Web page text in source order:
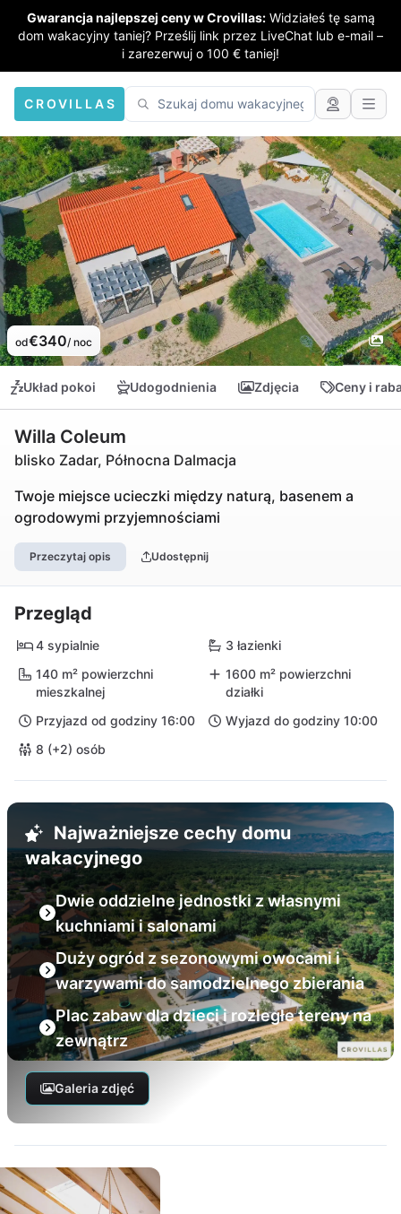
Gwarancja najlepszej ceny w Crovillas: Widziałeś tę samą
dom wakacyjny taniej? Prześlij link przez LiveChat lub e-mail –
i zarezerwuj o 100 € taniej!
CROVILLAS
od€340/ noc
Układ pokoi Udogodnienia Zdjęcia Ceny i
Willa Coleum
blisko Zadar, Północna Dalmacja
Twoje miejsce ucieczki między naturą, basenem a
ogrodowymi przyjemnościami
Przeczytaj opis Udostępnij
Przegląd
4 sypialnie
3 łazienki
140 m² powierzchni
mieszkalnej
1600 m² powierzchni
działki
Przyjazd od godziny 16:00
Wyjazd do godziny 10:00
8 (+2) osób
Najważniejsze cechy domu
wakacyjnego
Dwie oddzielne jednostki z własnymi
kuchniami i salonami
Duży ogród z sezonowymi owocami i
warzywami do samodzielnego zbierania
Plac zabaw dla dzieci i rozległe tereny na
zewnątrz
Galeria zdjęć